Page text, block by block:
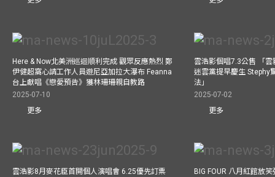
Here & Now北美洲巡迴順利完成 觀眾反應熱烈 鄭
伊健超窩心請工作人員遊尼亞加拉大瀑布 Feanna
台上獻唱《戀愛預告》獲林珊珊親自教路
2025-07-10
更多
雲浩影個唱7.3公售 「
迷雲黨提早慶生 Stephy
法」
2025-07-02
更多
雲浩影8月麥花臣首開個人演唱會 6.25優先訂票
BIG FOUR 八月紅館放